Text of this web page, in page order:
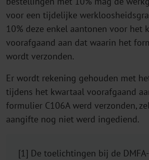
voor een tijdelijke
10% deze enkel aantonen voor het
voorafgaand aan dat waarin het
wordt verzonden.
Er wordt rekening gehouden met
tijdens het kwartaal voorafgaand
formulier C106A werd verzonden,
aangifte nog niet werd ingediend.
[1] De toelichtingen bij de